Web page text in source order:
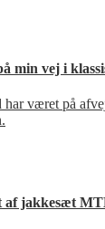
min vej i
været på
af jakkesæt